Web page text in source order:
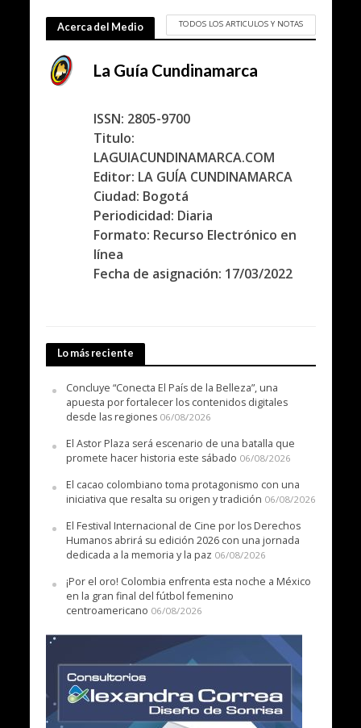
Acerca del Medio TODOS LOS ARTICULOS Y NOTAS
La Guía Cundinamarca
ISSN: 2805-9700
Titulo:
LAGUIACUNDINAMARCA.COM
Editor: LA GUÍA CUNDINAMARCA
Ciudad: Bogotá
Periodicidad: Diaria
Formato: Recurso Electrónico en
línea
Fecha de asignación: 17/03/2022
Lo más reciente
Concluye “Conecta El País de la Belleza”, una
apuesta por fortalecer los contenidos digitales
desde las regiones 06/08/2026
El Astor Plaza será escenario de una batalla que
promete hacer historia este sábado 06/08/2026
El cacao colombiano toma protagonismo con una
iniciativa que resalta su origen y tradición 06/08/2026
El Festival Internacional de Cine por los Derechos
Humanos abrirá su edición 2026 con una jornada
dedicada a la memoria y la paz 06/08/2026
¡Por el oro! Colombia enfrenta esta noche a México
en la gran final del fútbol femenino
centroamericano 06/08/2026